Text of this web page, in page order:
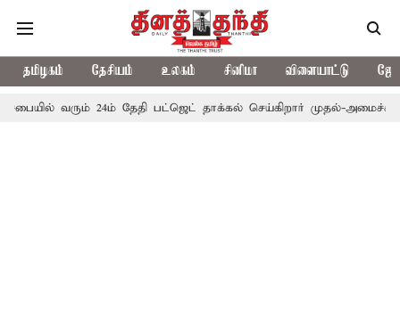
தமிழகம் தேசியம் உலகம் சினிமா விளையாட்டு
வரும் 24ம் தேதி பட்ஜெட் தாக்கல் செய்கிறார் முதல்-அமைச்சர் ரங்கசாமி